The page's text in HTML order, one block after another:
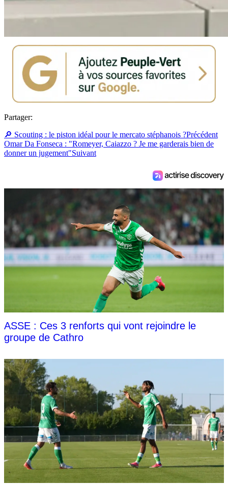
Partager:
🔎 Scouting : le piston idéal pour le mercato stéphanois ?Précédent
Omar Da Fonseca : "Romeyer, Caiazzo ? Je me garderais bien de
donner un jugement"Suivant
ASSE : Ces 3 renforts qui vont rejoindre le
groupe de Cathro